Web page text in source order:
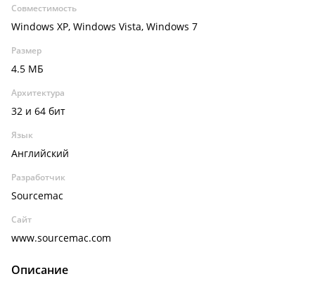
Совместимость
Windows XP, Windows Vista, Windows 7
Размер
4.5 МБ
Архитектура
32 и 64 бит
Язык
Английский
Разработчик
Sourcemac
Сайт
www.sourcemac.com
Описание